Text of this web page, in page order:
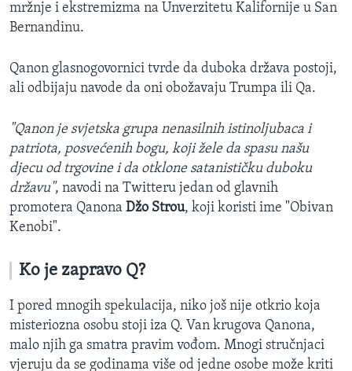
mržnje i ekstremizma na Unverzitetu Kalifornije u San
Bernandinu.
Qanon glasnogovornici tvrde da duboka država postoji,
ali odbijaju navode da oni obožavaju Trumpa ili Qa.
"Qanon je svjetska grupa nenasilnih istinoljubaca i
patriota, posvećenih bogu, koji žele da spasu našu
djecu od trgovine i da otklone satanističku duboku
državu", navodi na Twitteru jedan od glavnih
promotera Qanona Džo Strou, koji koristi ime "Obivan
Kenobi".
Ko je zapravo Q?
I pored mnogih spekulacija, niko još nije otkrio koja
misteriozna osobu stoji iza Q. Van krugova Qanona,
malo njih ga smatra pravim vođom. Mnogi stručnjaci
vjeruju da se godinama više od jedne osobe može kriti